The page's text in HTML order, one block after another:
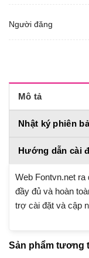
Người đăng
Mô tả
Nhật ký phiên
Hướng dẫn cài
Web Fontvn.net
đầy đủ và hoàn
trợ cài đặt và cập
Sản phẩm tương